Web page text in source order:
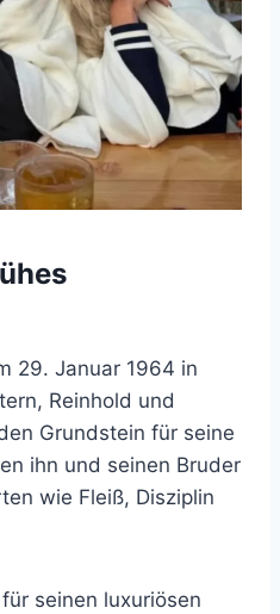
29. Januar 1964 in
Reinhold und
Grundstein für seine
ihn und seinen Bruder
wie Fleiß, Disziplin
seinen luxuriösen